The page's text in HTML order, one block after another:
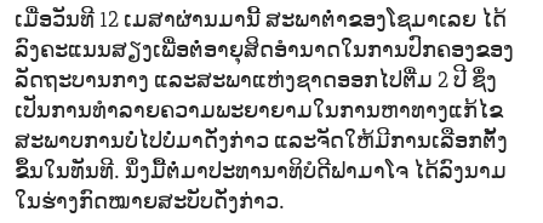
ເມື່ອວັນທີ 12 ເມສາຜ່ານມານີ້ ສະພາຕ່ຳຂອງໂຊມາເລຍ ໄດ້
ລົງຄະແນນສຽງເພື່ອຕໍ່ອາຍຸສິດອຳນາດໃນການປົກຄອງຂອງ
ລັດຖະບານກາງ ແລະສະພາແຫ່ງຊາດອອກໄປຕື່ມ 2 ປີ ຊຶ່ງ
ເປັນການທຳລາຍຄວາມພະຍາຍາມໃນການຫາທາງແກ້ໄຂ
ສະພາບການບໍ່ໄປບໍ່ມາດັ່ງກ່າວ ແລະຈັດໃຫ້ມີການເລືອກຕັ້ງ
ຂຶ້ນໃນທັນທີ. ນຶ່ງມື້ຕໍ່ມາປະທານາທິບໍດີຟາມາໂຈ ໄດ້ລົງນາມ
ໃນຮ່າງກົດໝາຍສະບັບດັ່ງກ່າວ.